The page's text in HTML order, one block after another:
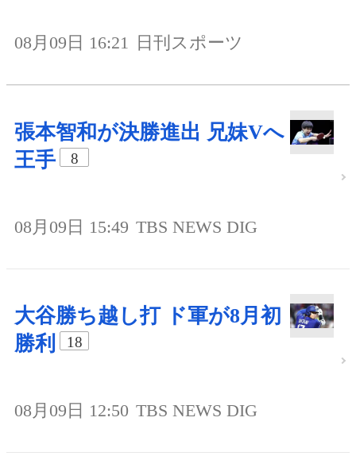
08月09日 16:21 日刊スポーツ
張本智和が決勝進出 兄妹Vへ
王手
8
08月09日 15:49 TBS NEWS DIG
大谷勝ち越し打 ド軍が8月初
勝利
18
08月09日 12:50 TBS NEWS DIG